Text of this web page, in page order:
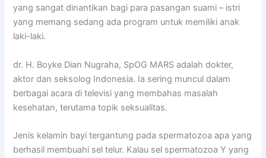
yang sangat dinantikan bagi para pasangan suami – istri
yang memang sedang ada program untuk memiliki anak
laki-laki.
dr. H. Boyke Dian Nugraha, SpOG MARS adalah dokter,
aktor dan seksolog Indonesia. Ia sering muncul dalam
berbagai acara di televisi yang membahas masalah
kesehatan, terutama topik seksualitas.
Jenis kelamin bayi tergantung pada spermatozoa apa yang
berhasil membuahi sel telur. Kalau sel spermatozoa Y yang